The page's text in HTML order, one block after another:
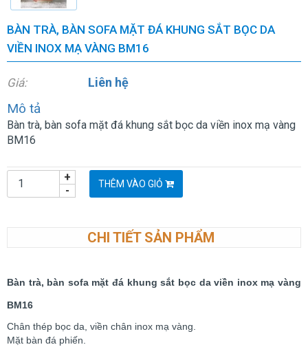
BÀN TRÀ, BÀN SOFA MẶT ĐÁ KHUNG SẮT BỌC DA
VIỀN INOX MẠ VÀNG BM16
Giá: Liên hệ
Mô tả
Bàn trà, bàn sofa mặt đá khung sắt bọc da viền inox mạ vàng
BM16
-
+ THÊM VÀO GIỎ
CHI TIẾT SẢN PHẨM
Bàn trà, bàn sofa mặt đá khung sắt bọc da viền inox mạ vàng
BM16
Chân thép bọc da, viền chân inox mạ vàng.
Mặt bàn đá phiến.